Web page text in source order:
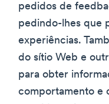
pedidos de
pedindo-lhes que
experiências.
do sítio Web e
para obter
comportamento e